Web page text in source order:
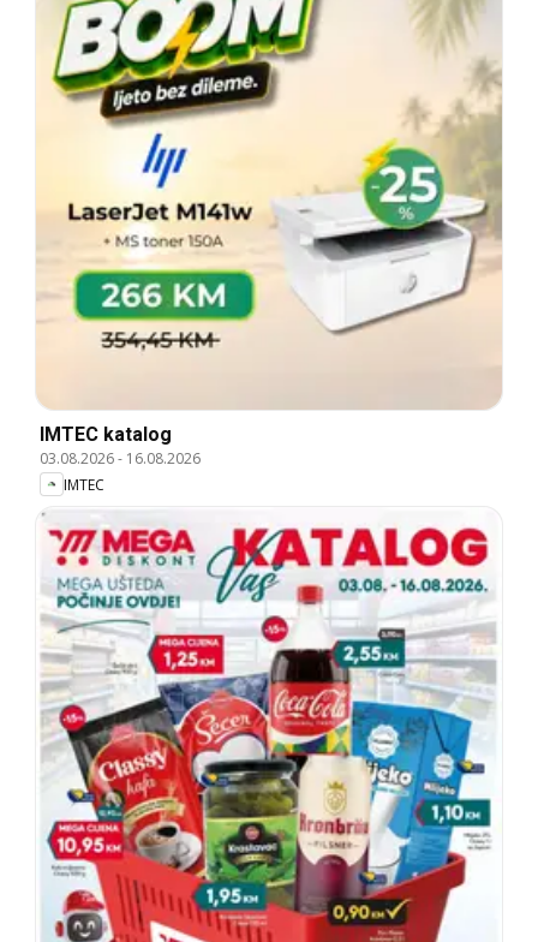
IMTEC katalog
03.08.2026- 16.08.2026
IMTEC